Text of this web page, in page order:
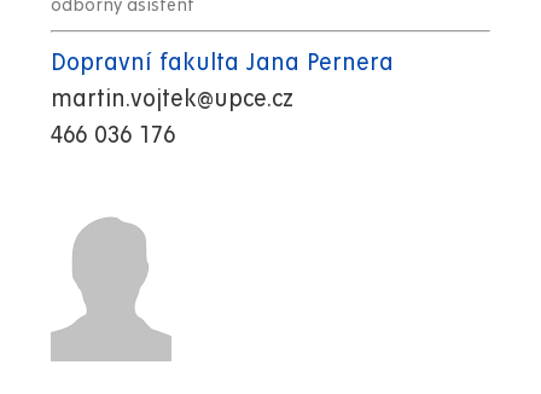
odborný asistent
Dopravní fakulta Jana Pernera
martin.vojtek@upce.cz
466 036 176